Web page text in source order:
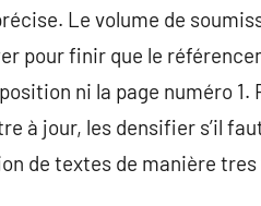
Le volume de
pour finir que le
ni la page numéro 1.
à jour, les densifier s’il
de textes de manière tres